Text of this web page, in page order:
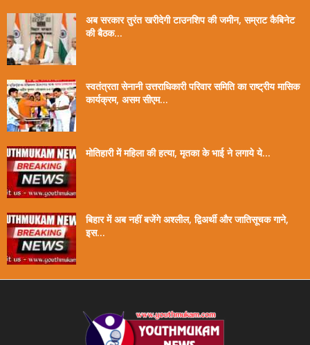
अब सरकार तुरंत खरीदेगी टाउनशिप की जमीन, सम्राट कैबिनेट
की बैठक...
स्वतंत्रता सेनानी उत्तराधिकारी परिवार समिति का राष्ट्रीय मासिक
कार्यक्रम, असम सीएम...
मोतिहारी में महिला की हत्या, मृतका के भाई ने लगाये ये...
बिहार में अब नहीं बजेंगे अश्लील, द्विअर्थी और जातिसूचक गाने,
इस...